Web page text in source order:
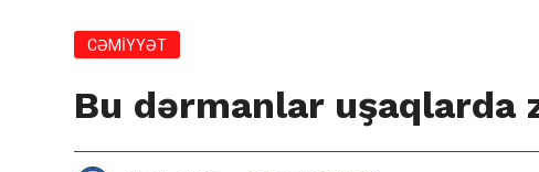
CƏMİYYƏT
Bu dərmanlar uşaqlarda